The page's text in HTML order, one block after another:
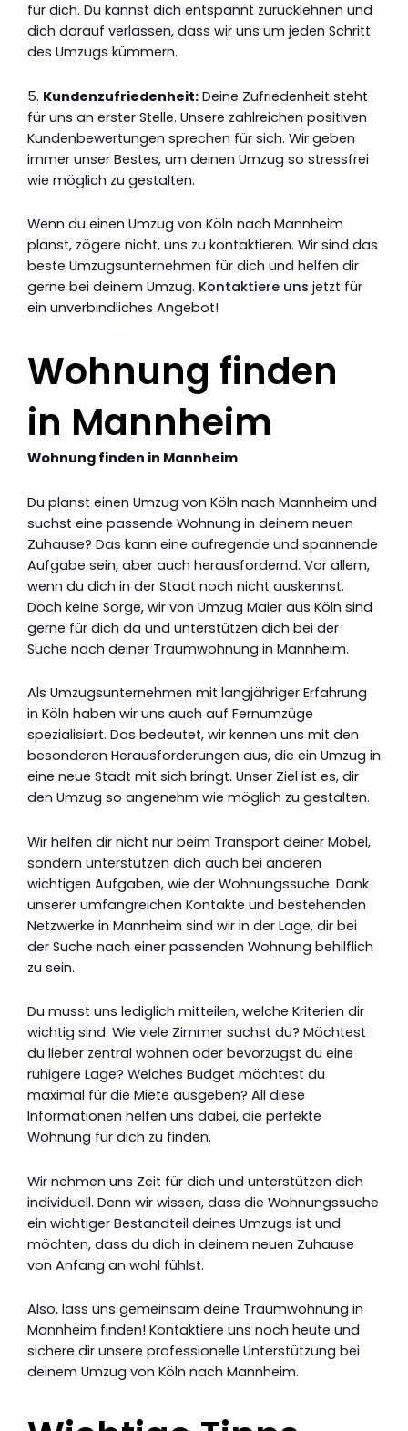
für dich. Du kannst dich entspannt zurücklehnen und
dich darauf verlassen, dass wir uns um jeden Schritt
des Umzugs kümmern.
5. Kundenzufriedenheit: Deine Zufriedenheit steht
für uns an erster Stelle. Unsere zahlreichen positiven
Kundenbewertungen sprechen für sich. Wir geben
immer unser Bestes, um deinen Umzug so stressfrei
wie möglich zu gestalten.
Wenn du einen Umzug von Köln nach Mannheim
planst, zögere nicht, uns zu kontaktieren. Wir sind das
beste Umzugsunternehmen für dich und helfen dir
gerne bei deinem Umzug. Kontaktiere uns jetzt für
ein unverbindliches Angebot!
Wohnung finden
in Mannheim
Wohnung finden in Mannheim
Du planst einen Umzug von Köln nach Mannheim und
suchst eine passende Wohnung in deinem neuen
Zuhause? Das kann eine aufregende und spannende
Aufgabe sein, aber auch herausfordernd. Vor allem,
wenn du dich in der Stadt noch nicht auskennst.
Doch keine Sorge, wir von Umzug Maier aus Köln sind
gerne für dich da und unterstützen dich bei der
Suche nach deiner Traumwohnung in Mannheim.
Als Umzugsunternehmen mit langjähriger Erfahrung
in Köln haben wir uns auch auf Fernumzüge
spezialisiert. Das bedeutet, wir kennen uns mit den
besonderen Herausforderungen aus, die ein Umzug in
eine neue Stadt mit sich bringt. Unser Ziel ist es, dir
den Umzug so angenehm wie möglich zu gestalten.
Wir helfen dir nicht nur beim Transport deiner Möbel,
sondern unterstützen dich auch bei anderen
wichtigen Aufgaben, wie der Wohnungssuche. Dank
unserer umfangreichen Kontakte und bestehenden
Netzwerke in Mannheim sind wir in der Lage, dir bei
der Suche nach einer passenden Wohnung behilflich
zu sein.
Du musst uns lediglich mitteilen, welche Kriterien dir
wichtig sind. Wie viele Zimmer suchst du? Möchtest
du lieber zentral wohnen oder bevorzugst du eine
ruhigere Lage? Welches Budget möchtest du
maximal für die Miete ausgeben? All diese
Informationen helfen uns dabei, die perfekte
Wohnung für dich zu finden.
Wir nehmen uns Zeit für dich und unterstützen dich
individuell. Denn wir wissen, dass die Wohnungssuche
ein wichtiger Bestandteil deines Umzugs ist und
möchten, dass du dich in deinem neuen Zuhause
von Anfang an wohl fühlst.
Also, lass uns gemeinsam deine Traumwohnung in
Mannheim finden! Kontaktiere uns noch heute und
sichere dir unsere professionelle Unterstützung bei
deinem Umzug von Köln nach Mannheim.